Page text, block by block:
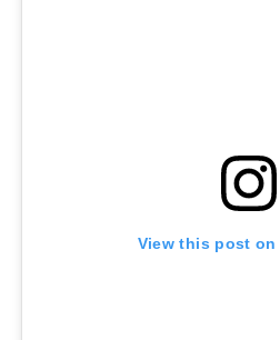
View this post on